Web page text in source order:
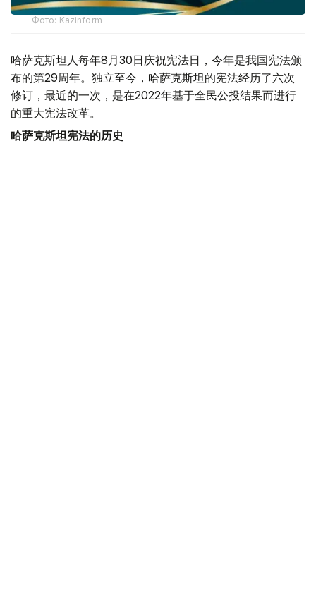
Фото: Kazinform
哈萨克斯坦人每年8月30日庆祝宪法日，今年是我国宪法颁
布的第29周年。独立至今，哈萨克斯坦的宪法经历了六次
修订，最近的一次，是在2022年基于全民公投结果而进行
的重大宪法改革。
哈萨克斯坦宪法的历史